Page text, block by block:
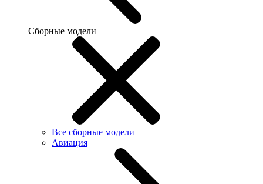
Сборные модели
Все сборные модели
Авиация